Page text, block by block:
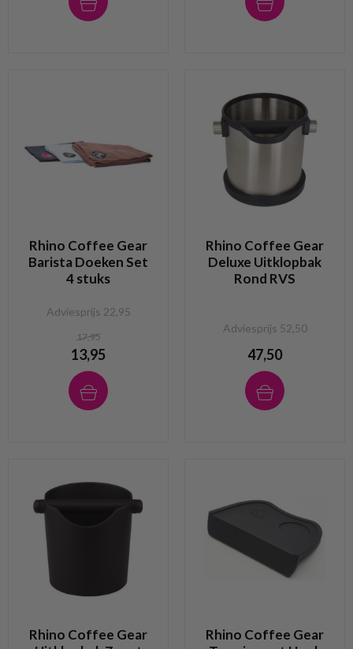
Rhino Coffee Gear
Barista Doeken Set
4 stuks
Adviesprijs 22,95
17,95
13,95
Rhino Coffee Gear
Deluxe Uitklopbak
Rond RVS
Adviesprijs 52,50
47,50
Rhino Coffee Gear
Rhino Coffee Gear